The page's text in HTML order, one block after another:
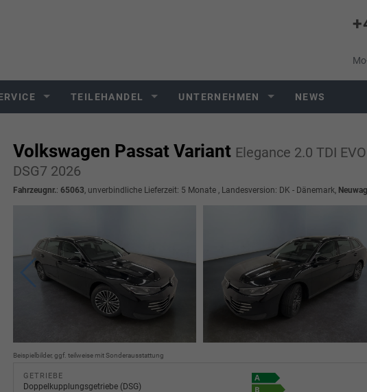
TEILEHANDEL UNTERNEHMEN NEWS
Volkswagen Passat Variant Elegance 2.0 TDI
DSG7 2026
Fahrzeugnr.: 65063, unverbindliche Lieferzeit: 5 Monate, Landesversion: DK - Dänemark,
Beispielbilder, ggf. teilweise mit Sonderausstattung
GETRIEBE
Doppelkupplungsgetriebe (DSG)